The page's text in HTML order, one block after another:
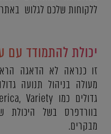
ללקוחות שלכם לגלוש
יכולת להתמודד עם
זו כנראה לא הדאגה
מעולה בניהול תנועה
בוורדפרס בשל היכולת
מבקרים.